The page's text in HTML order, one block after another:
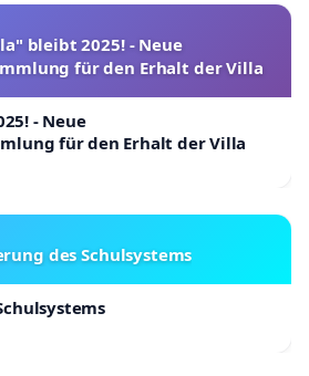
bleibt 2025! - Neue
für den Erhalt der Villa
- Neue
für den Erhalt der Villa
des Schulsystems